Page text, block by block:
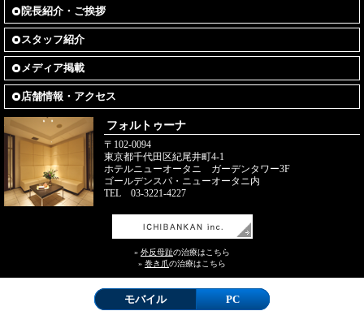
院長紹介・ご挨拶
スタッフ紹介
メディア掲載
店舗情報・アクセス
フォルトゥーナ
〒102-0094
東京都千代田区紀尾井町4-1
ホテルニューオータニ ガーデンタワー3F
ゴールデンスパ・ニューオータニ内
TEL 03-3221-4227
» 外反母趾の治療はこちら
» 巻き爪の治療はこちら
モバイル PC